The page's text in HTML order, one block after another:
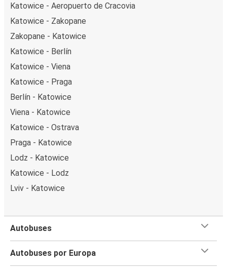
Katowice - Aeropuerto de Cracovia
Katowice - Zakopane
Zakopane - Katowice
Katowice - Berlín
Katowice - Viena
Katowice - Praga
Berlín - Katowice
Viena - Katowice
Katowice - Ostrava
Praga - Katowice
Lodz - Katowice
Katowice - Lodz
Lviv - Katowice
Autobuses
Autobuses por Europa